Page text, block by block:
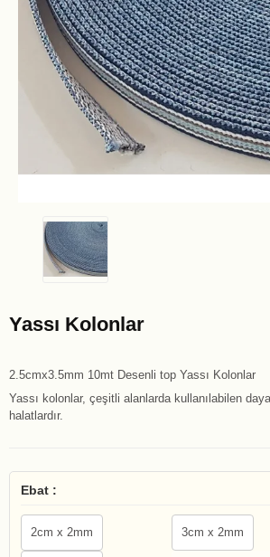
Yassı Kolonlar
2.5cmx3.5mm 10mt Desenli top Yassı Kolonlar
Yassı kolonlar, çeşitli alanlarda kullanılabilen
halatlardır.
Ebat :
2cm x 2mm 3cm x 2mm